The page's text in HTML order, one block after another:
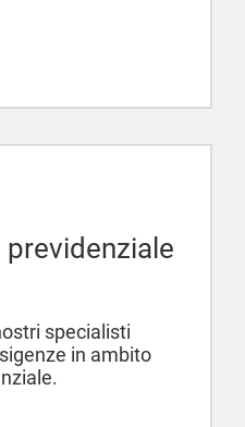
specialisti
in ambito